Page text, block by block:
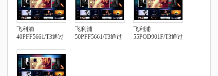
飞利浦
40PFF5661/T3通过
飞利浦
50PFF5661/T3通过
飞利浦
55POD901F/T3通过